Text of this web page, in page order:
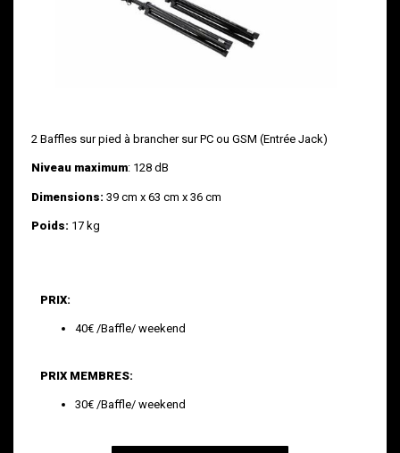
2 Baffles sur pied à brancher sur PC ou GSM (Entrée Jack)
Niveau maximum: 128 dB
Dimensions: 39 cm x 63 cm x 36 cm
Poids: 17 kg
PRIX:
40€ /Baffle/ weekend
PRIX MEMBRES:
30€ /Baffle/ weekend